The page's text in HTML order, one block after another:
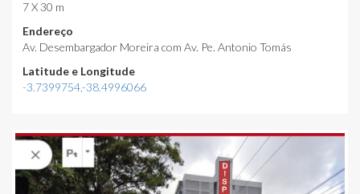
7 X 30 m
Endereço
Av. Desembargador Moreira com Av. Pe. Antonio Tomás
Latitude e Longitude
-3.7399754,-38.4996066